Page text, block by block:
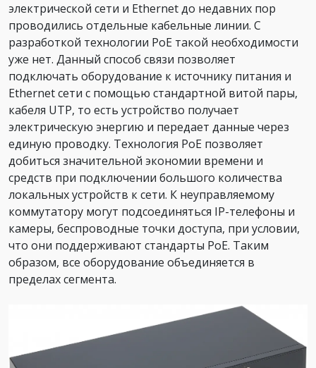
электрической сети и Ethernet до недавних пор
проводились отдельные кабельные линии. С
разработкой технологии PoE такой необходимости
уже нет. Данный способ связи позволяет
подключать оборудование к источнику питания и
Ethernet сети с помощью стандартной витой пары,
кабеля UTP, то есть устройство получает
электрическую энергию и передает данные через
единую проводку. Технология PoE позволяет
добиться значительной экономии времени и
средств при подключении большого количества
локальных устройств к сети. К неуправляемому
коммутатору могут подсоединяться IP-телефоны и
камеры, беспроводные точки доступа, при условии,
что они поддерживают стандарты PoE. Таким
образом, все оборудование объединяется в
пределах сегмента.